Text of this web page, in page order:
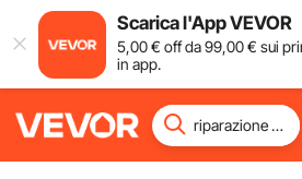
Scarica l'App VEVOR
5,00€ off da99,00€ sui
in app.